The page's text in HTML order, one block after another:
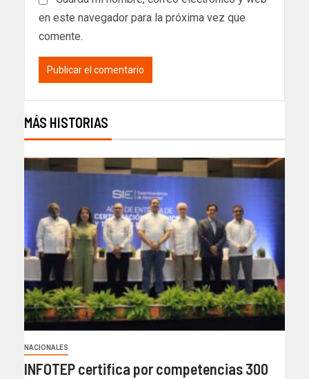
en este navegador para la próxima vez que
comente.
MÁS HISTORIAS
NACIONALES
INFOTEP certifica por competencias 300